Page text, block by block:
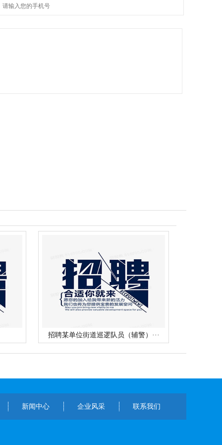
招聘某单位街道巡逻队员（辅警）···
新闻中心 企业风采 联系我们